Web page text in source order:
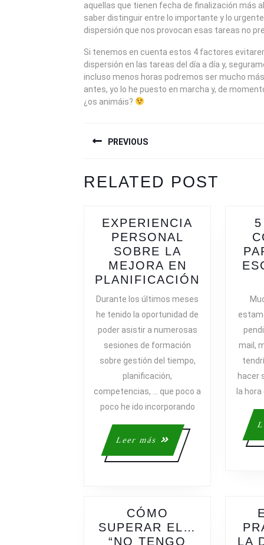
aquellas que tienen fecha de finalización más
saber distinguir entre lo importante y lo
dispersión que nos provocan esas tareas no
Si tenemos en cuenta estos 4 factores
dispersión en las tareas del día a día y,
incluso menos horas podremos ser mucho
antes, yo lo he puesto en marcha y, de
¿os animáis?
DE
ENTRADAS
PREVIOUS
post:
RELATED POST
EXPERIENCIA
PERSONAL
SOBRE LA
MEJORA EN
PLANIFICACIÓN
MEJORA
Durante los últimos meses
he tenido la oportunidad de
poder asistir a numerosas
sesiones de formación
sobre gestión del tiempo,
planificación,
competencias, … que poco a
poco he ido incorporando
Leer más
Leer
más
mail,
hacer
la
CÓMO
SUPERAR EL…
“NO TENGO
LA